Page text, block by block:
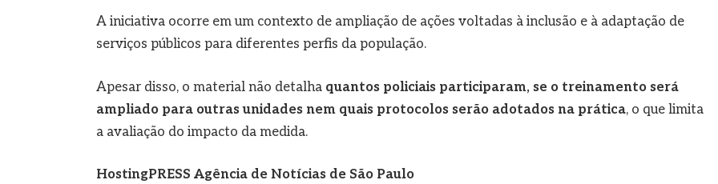
A iniciativa ocorre em um contexto de ampliação de ações voltadas à inclusão e à adaptação de
serviços públicos para diferentes perfis da população.
Apesar disso, o material não detalha quantos policiais participaram, se o treinamento será
ampliado para outras unidades nem quais protocolos serão adotados na prática, o que limita
a avaliação do impacto da medida.
HostingPRESS Agência de Notícias de São Paulo